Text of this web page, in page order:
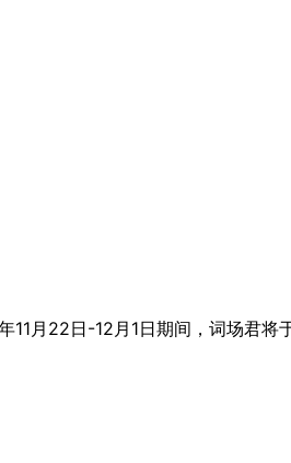
11月22日-12月1日期间，词场君将